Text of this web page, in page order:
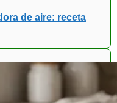
de aire: receta